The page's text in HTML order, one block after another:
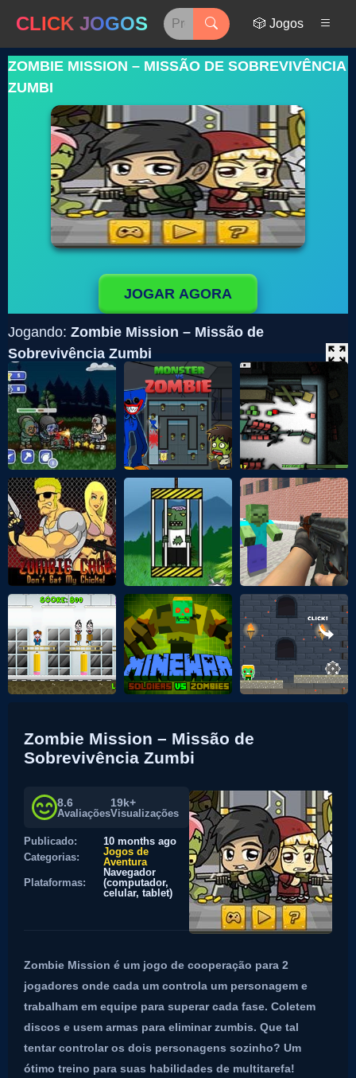
CLICK JOGOS 🎲 Jogos
ZOMBIE MISSION – MISSÃO DE SOBREVIVÊNCIA
ZUMBI
JOGAR AGORA
Jogando: Zombie Mission – Missão de
Sobrevivência Zumbi
Zombie Mission – Missão de
Sobrevivência Zumbi
8.6
Avaliações
19k+
Visualizações
Publicado:
10 months ago
Categorias:
Jogos de
Aventura
Plataformas:
Navegador
(computador,
celular, tablet)
Zombie Mission é um jogo de cooperação para 2
jogadores onde cada um controla um personagem e
trabalham em equipe para superar cada fase. Coletem
discos e usem armas para eliminar zumbis. Que tal
tentar controlar os dois personagens sozinho? Um
ótimo treino para suas habilidades de multitarefa!